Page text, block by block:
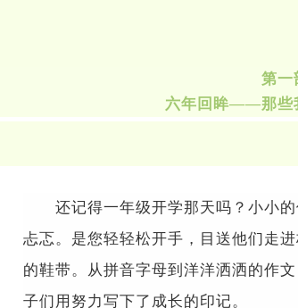
第一
六年回眸——那些
还记得一年级开学那天吗？小小
忐忑。是您轻轻松开手，目送他们走
的鞋带。从拼音字母到洋洋洒洒的作
子们用努力写下了成长的印记。